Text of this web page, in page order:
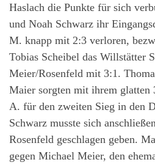
Haslach die Punkte für sich
und Noah Schwarz ihr
M. knapp mit 2:3 verloren,
Tobias Scheibel das Willstätter
Meier/Rosenfeld mit 3:1.
Maier sorgten mit ihrem glatten
A. für den zweiten Sieg in den
Schwarz musste sich
Rosenfeld geschlagen geben.
gegen Michael Meier, den